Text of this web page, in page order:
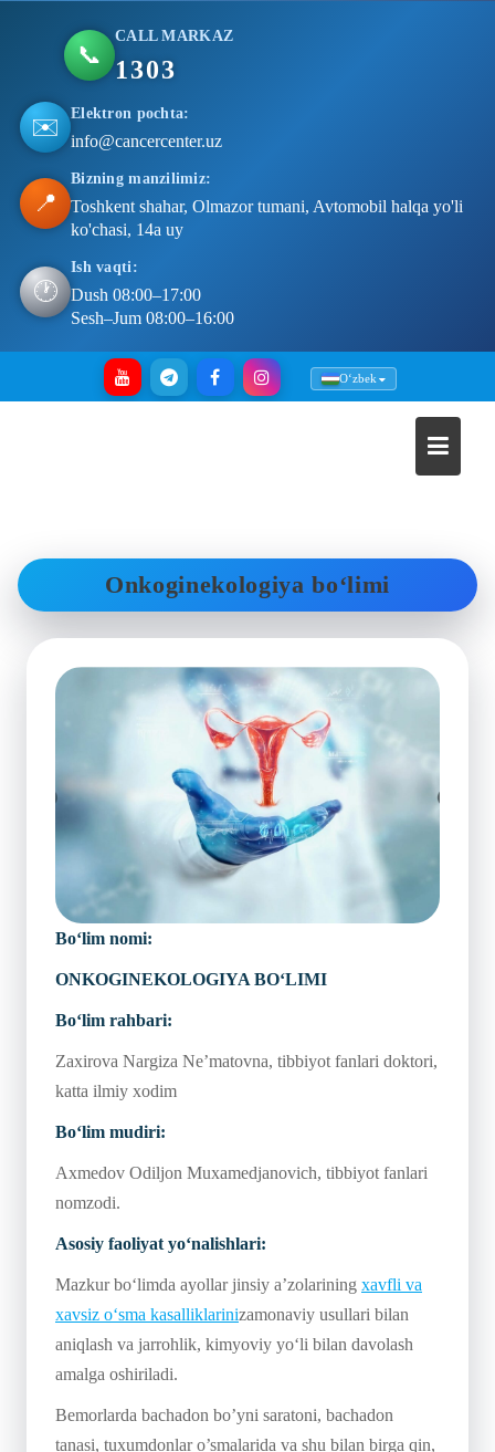
📞
CALL MARKAZ
1303
✉️ Elektron pochta:
info@cancercenter.uz
📍
Bizning manzilimiz:
Toshkent shahar, Olmazor tumani, Avtomobil halqa yo'li
ko'chasi, 14a uy
🕐
Ish vaqti:
Dush 08:00–17:00
Sesh–Jum 08:00–16:00
Oʻzbek
Onkoginekologiya bo‘limi
Bo‘lim nomi:
ONKOGINEKOLOGIYA BO‘LIMI
Bo‘lim rahbari:
Zaxirova Nargiza Ne’matovna, tibbiyot fanlari doktori,
katta ilmiy xodim
Bo‘lim mudiri:
Axmedov Odiljon Muxamedjanovich, tibbiyot fanlari
nomzodi.
Asosiy faoliyat yo‘nalishlari:
Mazkur bo‘limda ayollar jinsiy a’zolarining xavfli va
xavsiz o‘sma kasalliklarinizamonaviy usullari bilan
aniqlash va jarrohlik, kimyoviy yo‘li bilan davolash
amalga oshiriladi.
Bemorlarda bachadon bo’yni saratoni, bachadon
tanasi, tuxumdonlar o’smalarida va shu bilan birga qin,